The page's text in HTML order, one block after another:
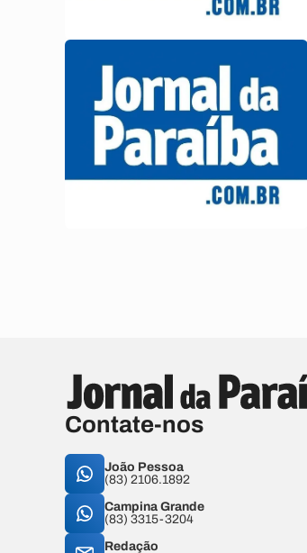
Contate-nos
João Pessoa
(83) 2106.1892
Campina Grande
(83) 3315-3204
Redação